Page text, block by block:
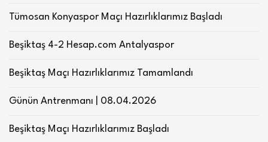
Tümosan Konyaspor Maçı Hazırlıklarımız Başladı
Beşiktaş 4-2 Hesap.com Antalyaspor
Beşiktaş Maçı Hazırlıklarımız Tamamlandı
Günün Antrenmanı | 08.04.2026
Beşiktaş Maçı Hazırlıklarımız Başladı